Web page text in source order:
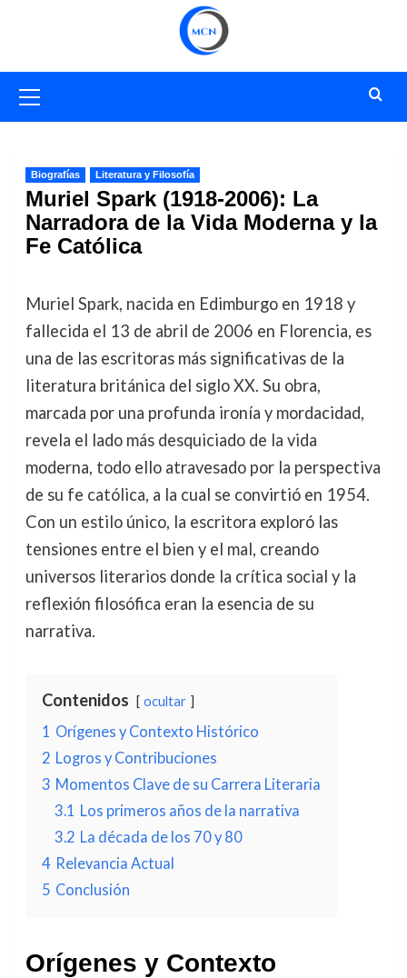
primario
Biografías Literatura y Filosofía
Muriel Spark (1918-2006): La
Narradora de la Vida Moderna y la
Fe Católica
Muriel Spark, nacida en Edimburgo en 1918 y
fallecida el 13 de abril de 2006 en Florencia, es
una de las escritoras más significativas de la
literatura británica del siglo XX. Su obra,
marcada por una profunda ironía y mordacidad,
revela el lado más desquiciado de la vida
moderna, todo ello atravesado por la perspectiva
de su fe católica, a la cual se convirtió en 1954.
Con un estilo único, la escritora exploró las
tensiones entre el bien y el mal, creando
universos literarios donde la crítica social y la
reflexión filosófica eran la esencia de su
narrativa.
Contenidos ocultar
1 Orígenes y Contexto Histórico
2 Logros y Contribuciones
3 Momentos Clave de su Carrera Literaria
3.1 Los primeros años de la narrativa
3.2 La década de los 70 y 80
4 Relevancia Actual
5 Conclusión
Orígenes y Contexto